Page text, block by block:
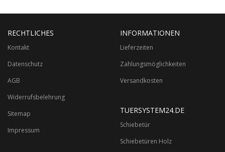
RECHTLICHES
Kontakt
Datenschutz
AGB
Widerrufsbelehrung
Sitemap
Impressum
INFORMATIONEN
Lieferzeiten
Zahlungsmöglichkeiten
Versandkosten
TUERSYSTEM24.DE
Schiebetür
Schiebetüren Holz